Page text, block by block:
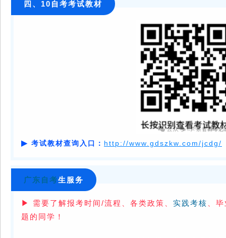
四、10自考考试教材
▶ 考试教材查询入口： http://www.gdszkw.com/jcdg/
广东自考生服务
▶ 需要了解报考时间/流程、各类政策、 实践考核
、
题的同学！